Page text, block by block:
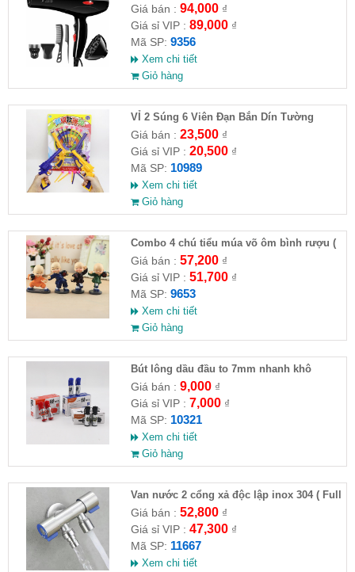
Giá bán : 94,000₫
Giá sỉ VIP : 89,000₫
Mã SP: 9356
Xem chi tiết
Giỏ hàng
VỈ 2 Súng 6 Viên Đạn Bắn Dín Tường
Giá bán : 23,500₫
Giá sỉ VIP : 20,500₫
Mã SP: 10989
Xem chi tiết
Giỏ hàng
Combo 4 chú tiểu múa võ ôm bình rượu (
HĐ )
Giá bán : 57,200₫
Giá sỉ VIP : 51,700₫
Mã SP: 9653
Xem chi tiết
Giỏ hàng
Bút lông dầu đầu to 7mm nhanh khô
Giá bán : 9,000₫
Giá sỉ VIP : 7,000₫
Mã SP: 10321
Xem chi tiết
Giỏ hàng
Van nước 2 cổng xả độc lập inox 304 ( Full
VAT )
Giá bán : 52,800₫
Giá sỉ VIP : 47,300₫
Mã SP: 11667
Xem chi tiết